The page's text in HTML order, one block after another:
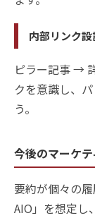
内部リンク
ピラー記事 →
クを意識し、
う。
今後のマーケ
要約が個々の
AIO」を想定し